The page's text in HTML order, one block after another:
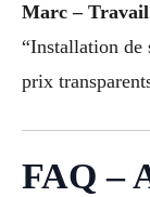
Marc –
“Installation de
prix
FAQ –